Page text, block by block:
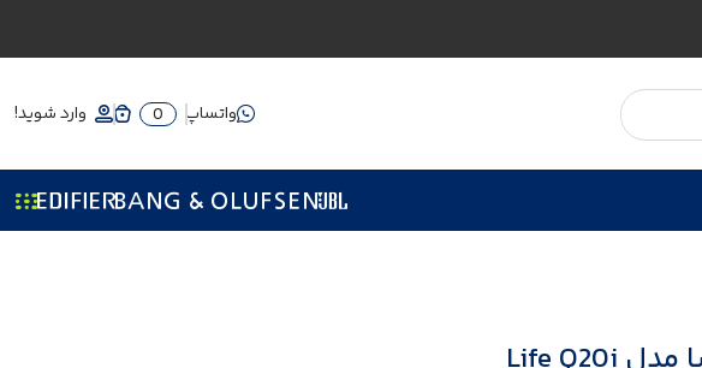
واتساپ 0 وارد شوید!